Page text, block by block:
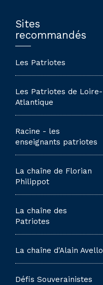
Sites
recommandés
Les Patriotes
Les Patriotes de Loire-
Atlantique
Racine - les
enseignants patriotes
La chaîne de Florian
Philippot
La chaîne des
Patriotes
La chaîne d'Alain Avello
Défis Souverainistes